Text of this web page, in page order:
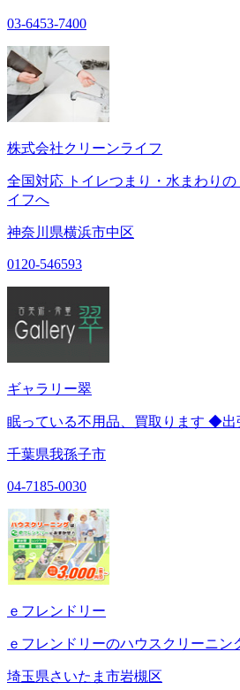
03-6453-7400
株式会社クリーンライフ
全国対応 トイレつまり・水まわり
イフへ
神奈川県横浜市中区
0120-546593
ギャラリー翠
眠っている不用品、買取ります ◆
千葉県我孫子市
04-7185-0030
ｅフレンドリー
ｅフレンドリーのハウスクリーニン
埼玉県さいたま市岩槻区